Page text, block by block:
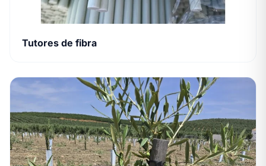
Tutores de fibra